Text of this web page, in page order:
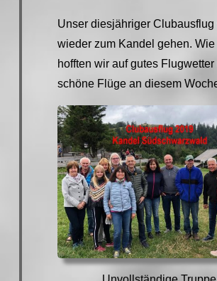
Unser diesjähriger Clubausflug
wieder zum Kandel gehen. Wie
hofften wir auf gutes
schöne Flüge an diesem